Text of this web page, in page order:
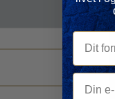
Dit
Din e-